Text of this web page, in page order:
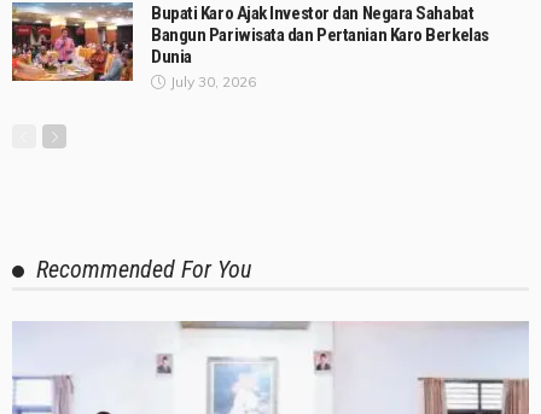
Bupati Karo Ajak Investor dan Negara Sahabat
Bangun Pariwisata dan Pertanian Karo Berkelas
Dunia
July 30, 2026
Recommended For You